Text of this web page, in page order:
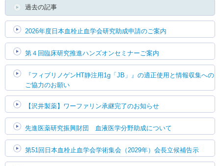
過去の記事
2026年度日本血栓止血学会研究助成申請のご案内
第４回臨床研究推進ハンズオンセミナーご案内
『フィブリノゲンHT静注用1g「JB」』の適正使用と情報収集への
ご協力のお願い
【沢井製薬】ワーファリン承継完了のお知らせ
先進医薬研究振興財団 血液医学分野助成について
第51回日本血栓止血学会学術集会（2029年）会長立候補告示